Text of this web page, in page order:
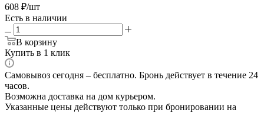
608 ₽/шт
Есть в наличии
В корзину
Купить в 1 клик
Самовывоз сегодня – бесплатно. Бронь действует в течение 24
часов.
Возможна доставка на дом курьером.
Указанные цены действуют только при бронировании на